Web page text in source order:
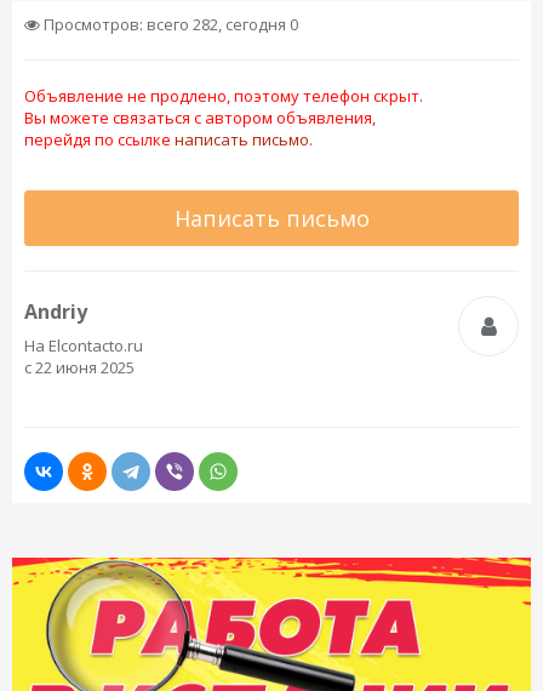
Просмотров: всего 282, сегодня 0
Объявление не продлено, поэтому телефон скрыт.
Вы можете связаться с автором объявления,
перейдя по ссылке написать письмо.
Написать письмо
Andriy
На Elcontacto.ru
с 22 июня 2025